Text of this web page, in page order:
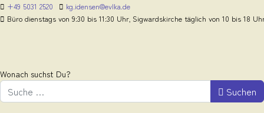
+49 5031 2520
kg.idensen@evlka.de
Büro dienstags von 9:30 bis 11:30 Uhr, Sigwardskirche täglich von 10 bis 18
Wonach suchst Du?
Suchen